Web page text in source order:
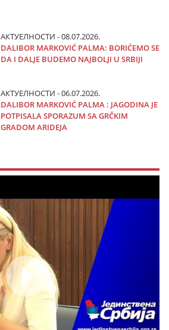
АКТУЕЛНОСТИ - 08.07.2026.
DALIBOR MARKOVIĆ PALMA: BORIĆEMO SE
DA I DALJE BUDEMO NAJBOLJI U SRBIJI
АКТУЕЛНОСТИ - 06.07.2026.
DALIBOR MARKOVIĆ PALMA : JAGODINA JE
POTPISALA SPORAZUM SA GRČKIM
GRADOM ARIDEJA